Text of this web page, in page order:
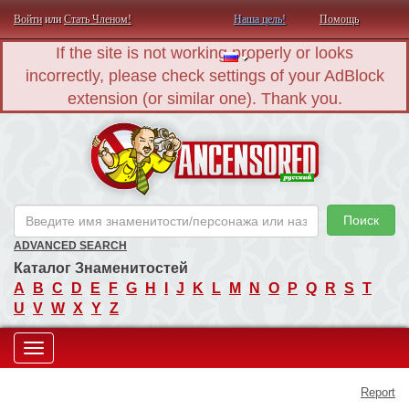
ВойтиилиСтать Членом! Наша цель! Помощь
If the site is not working properly or looks
incorrectly, please check settings of your AdBlock
extension (or similar one). Thank you.
Поиск
ADVANCED SEARCH
Каталог Знаменитостей
A
B C D E F G H J K L M N O P Q R S T
U V W X Y Z
Toggle
Report